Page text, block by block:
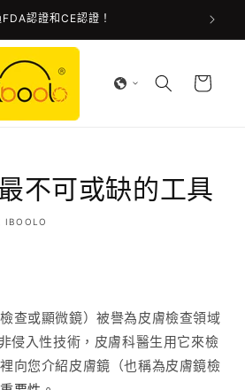
認證和CE認證！
物
不可或缺的工具
IBOOLO
檢查或顯微鏡）被譽為皮膚檢查領域
侵入性技術，皮膚科醫生用它來檢
向您介紹皮膚鏡（也稱為皮膚鏡檢